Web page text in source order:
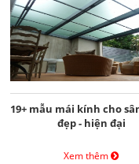
19+ mẫu mái kính cho
đẹp - hiện đại
Xem thêm